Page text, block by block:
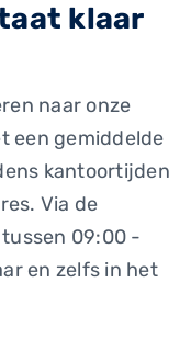
klaar
naar onze
een gemiddelde
kantoortijden
Via de
09:00 -
en zelfs in het